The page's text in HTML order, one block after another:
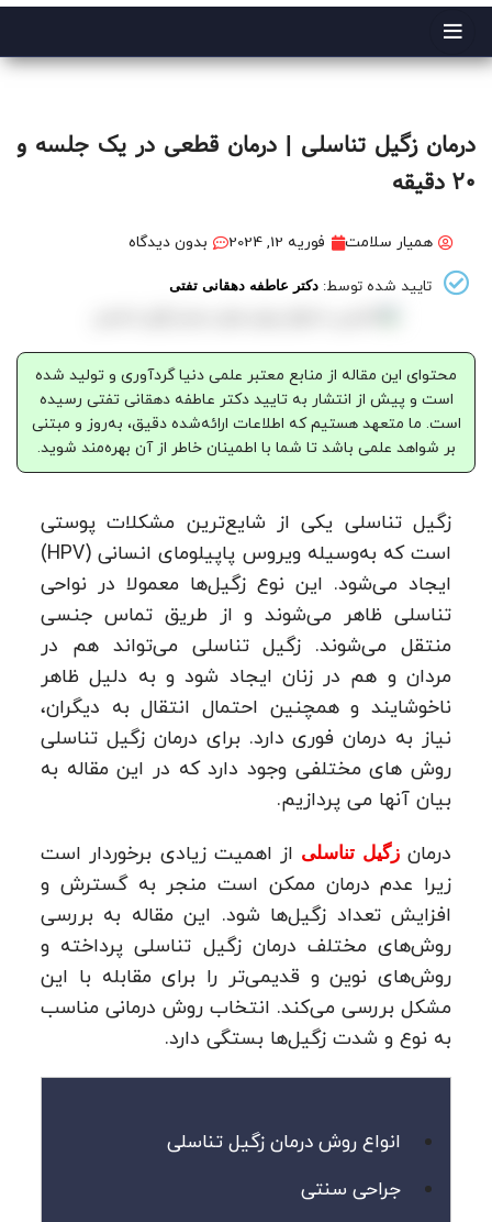
درمان زگیل تناسلی | درمان قطعی در یک جلسه و
20 دقیقه
همیار سلامت فوریه 12, 2024 بدون دیدگاه
تایید شده توسط: دکتر عاطفه دهقانی تفتی
محتوای این مقاله از منابع معتبر علمی دنیا گردآوری و تولید شده
است و پیش از انتشار به تایید دکتر عاطفه دهقانی تفتی رسیده
است. ما متعهد هستیم که اطلاعات ارائه‌شده دقیق، به‌روز و مبتنی
بر شواهد علمی باشد تا شما با اطمینان خاطر از آن بهره‌مند شوید.
زگیل تناسلی یکی از شایع‌ترین مشکلات پوستی
است که به‌وسیله ویروس پاپیلومای انسانی (HPV)
ایجاد می‌شود. این نوع زگیل‌ها معمولا در نواحی
تناسلی ظاهر می‌شوند و از طریق تماس جنسی
منتقل می‌شوند. زگیل تناسلی می‌تواند هم در
مردان و هم در زنان ایجاد شود و به دلیل ظاهر
ناخوشایند و همچنین احتمال انتقال به دیگران،
نیاز به درمان فوری دارد. برای درمان زگیل تناسلی
روش های مختلفی وجود دارد که در این مقاله به
بیان آنها می پردازیم.
درمانزگیل تناسلی از اهمیت زیادی برخوردار است
زیرا عدم درمان ممکن است منجر به گسترش و
افزایش تعداد زگیل‌ها شود. این مقاله به بررسی
روش‌های مختلف درمان زگیل تناسلی پرداخته و
روش‌های نوین و قدیمی‌تر را برای مقابله با این
مشکل بررسی می‌کند. انتخاب روش درمانی مناسب
به نوع و شدت زگیل‌ها بستگی دارد.
انواع روش درمان زگیل تناسلی
جراحی سنتی